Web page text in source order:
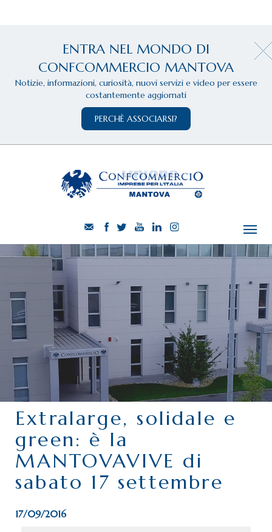
ENTRA NEL MONDO DI
CONFCOMMERCIO MANTOVA
Notizie, informazioni, curiosità, nuovi servizi e video per essere
costantemente aggiornati
PERCHÈ ASSOCIARSI?
CHI SIAMO
SERVIZI
CATEGORIE
DELEGAZIONI
ATTIVITÀ STORICHE
PERIODICO
PERCHÉ ASSOCIARSI?
DOVE SIAMO
CONTATTI
Extralarge, solidale e
green: è la
MANTOVAVIVE di
sabato 17 settembre
17/09/2016